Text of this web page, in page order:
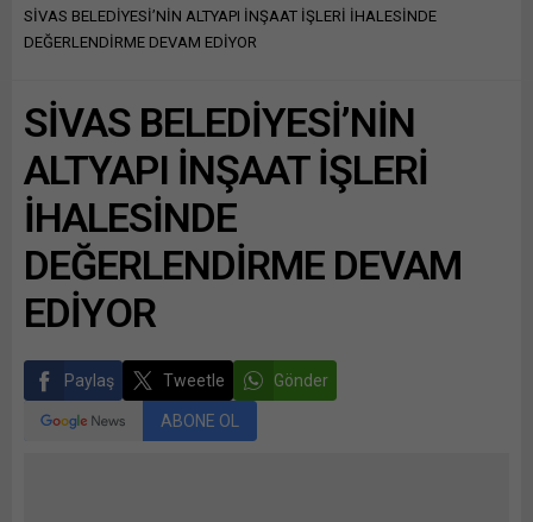
SİVAS BELEDİYESİ’NİN ALTYAPI İNŞAAT İŞLERİ İHALESİNDE
DEĞERLENDİRME DEVAM EDİYOR
SİVAS BELEDİYESİ’NİN
ALTYAPI İNŞAAT İŞLERİ
İHALESİNDE
DEĞERLENDİRME DEVAM
EDİYOR
Paylaş Tweetle Gönder
ABONE OL